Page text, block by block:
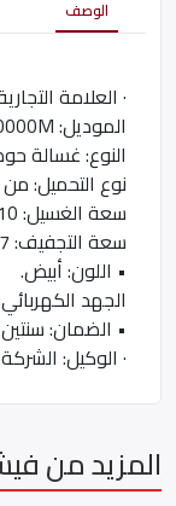
الوصف
· العلامة
الموديل: FW-P10000M.
النوع: غسالة
نوع التحميل:
سعة الغسيل: 10 كيلو.
سعة التجفيف: 7 كيلو.
• اللون: أبيض.
الجهد الكهربائي: 220 فولت / 60
• الضمان:
· الوكيل:
المزيد من